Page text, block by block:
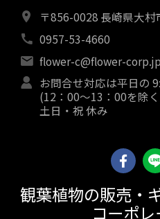
〒856-0028 長崎県大
0957-53-4660
flower-c@flower-corp.jp
お問合せ対応は平日の
(12：00～13：00を除
土日・祝 休み
観葉植物の販売・
コーポ